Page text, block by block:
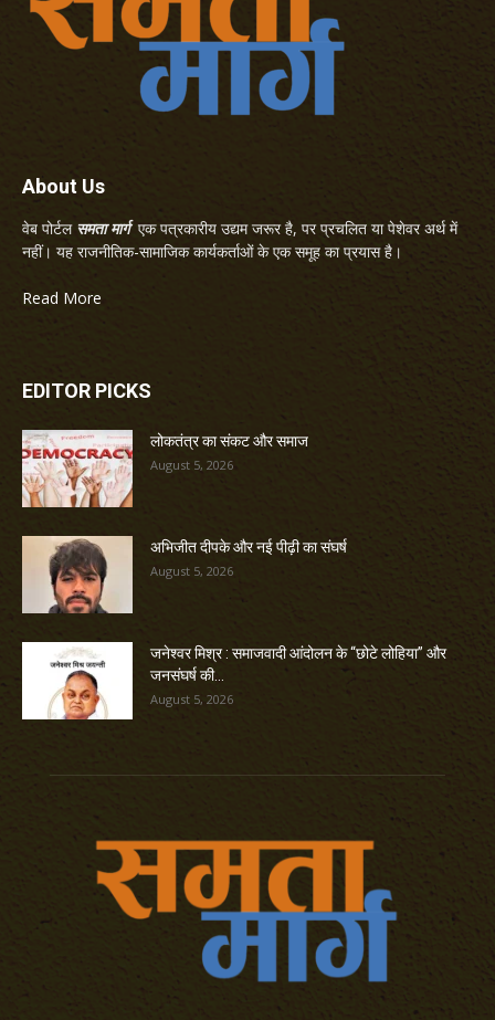
About Us
वेब पोर्टल समता मार्गएक पत्रकारीय उद्यम जरूर है, पर प्रचलित या पेशेवर अर्थ में
नहीं। यह राजनीतिक-सामाजिक कार्यकर्ताओं के एक समूह का प्रयास है।
Read More
EDITOR PICKS
लोकतंत्र का संकट और समाज
August 5, 2026
अभिजीत दीपके और नई पीढ़ी का संघर्ष
August 5, 2026
जनेश्वर मिश्र : समाजवादी आंदोलन के “छोटे लोहिया” और
जनसंघर्ष की...
August 5, 2026